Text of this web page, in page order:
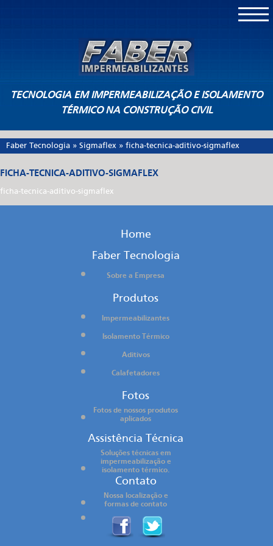
TECNOLOGIA EM IMPERMEABILIZAÇÃO E ISOLAMENTO
TÉRMICO NA CONSTRUÇÃO CIVIL
Faber Tecnologia » Sigmaflex » ficha-tecnica-aditivo-sigmaflex
FICHA-TECNICA-ADITIVO-SIGMAFLEX
ficha-tecnica-aditivo-sigmaflex
Home
Faber Tecnologia
Sobre a Empresa
Produtos
Impermeabilizantes
Isolamento Térmico
Aditivos
Calafetadores
Fotos
Fotos de nossos produtos
aplicados
Assistência Técnica
Soluções técnicas em
impermeabilização e
isolamento térmico.
Contato
Nossa localização e
formas de contato